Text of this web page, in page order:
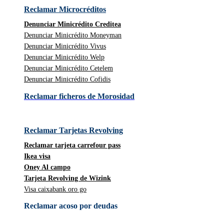
Reclamar Microcréditos
Denunciar Minicrédito Creditea
Denunciar Minicrédito Moneyman
Denunciar Minicrédito Vivus
Denunciar Minicrédito Welp
Denunciar Minicrédito Cetelem
Denunciar Minicrédito Cofidis
Reclamar ficheros de Morosidad
Reclamar Tarjetas Revolving
Reclamar tarjeta carrefour pass
Ikea visa
Oney Al campo
Tarjeta Revolving de Wizink
Visa caixabank oro go
Reclamar acoso por deudas